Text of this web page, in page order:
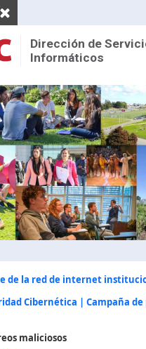
Dirección de
Informáticos
de la red de internet
Cibernética | Campaña
maliciosos